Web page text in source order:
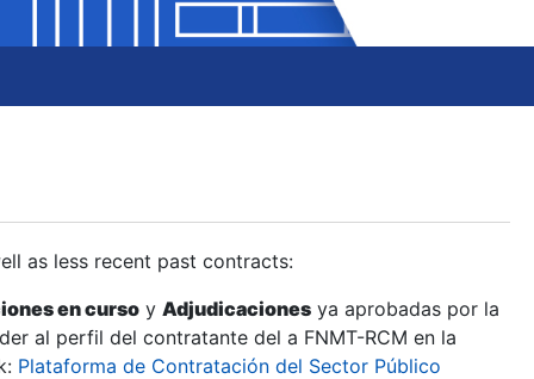
as less recent past contracts:
en curso y Adjudicaciones ya aprobadas por la
al perfil del contratante del a FNMT-RCM en la
Plataforma de Contratación del Sector Público